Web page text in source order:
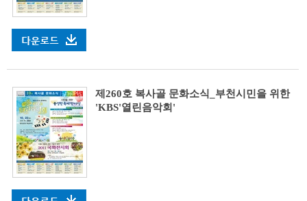
제260호 복사골 문화소식_부천시민을 위한
'KBS'열린음악회'